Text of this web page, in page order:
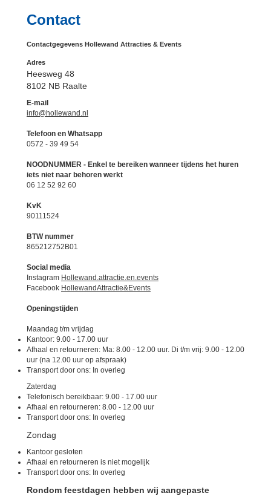
Contact
Contactgegevens Hollewand Attracties & Events
Adres
Heesweg 48
8102 NB Raalte
E-mail
info@hollewand.nl
Telefoon en Whatsapp
0572 - 39 49 54
NOODNUMMER - Enkel te bereiken wanneer tijdens het huren
iets niet naar behoren werkt
06 12 52 92 60
KvK
90111524
BTW nummer
865212752B01
Social media
Instagram Hollewand.attractie.en.events
Facebook HollewandAttractie&Events
Openingstijden
Maandag t/m vrijdag
Kantoor: 9.00 - 17.00 uur
Afhaal en retourneren: Ma: 8.00 - 12.00 uur. Di t/m vrij: 9.00 - 12.00
uur (na 12.00 uur op afspraak)
Transport door ons: In overleg
Zaterdag
Telefonisch bereikbaar: 9.00 - 17.00 uur
Afhaal en retourneren: 8.00 - 12.00 uur
Transport door ons: In overleg
Zondag
Kantoor gesloten
Afhaal en retourneren is niet mogelijk
Transport door ons: In overleg
Rondom feestdagen hebben wij aangepaste